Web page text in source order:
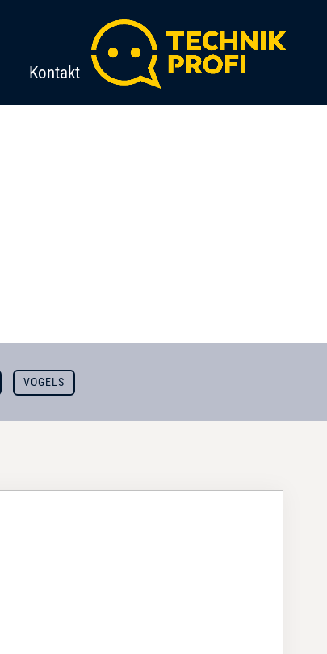
Kontakt
VOGELS